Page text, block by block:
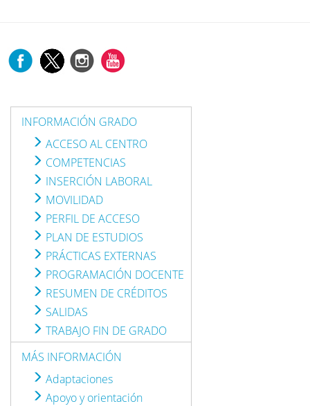
INFORMACIÓN GRADO
ACCESO AL CENTRO
COMPETENCIAS
INSERCIÓN LABORAL
MOVILIDAD
PERFIL DE ACCESO
PLAN DE ESTUDIOS
PRÁCTICAS EXTERNAS
PROGRAMACIÓN DOCENTE
RESUMEN DE CRÉDITOS
SALIDAS
TRABAJO FIN DE GRADO
MÁS INFORMACIÓN
Adaptaciones
Apoyo y orientación